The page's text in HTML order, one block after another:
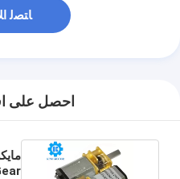
ﺎﺘﺼﻟ
احصل على